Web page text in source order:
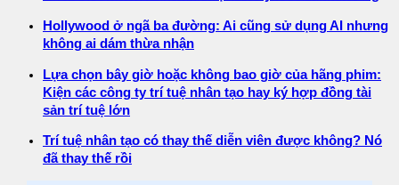
Hollywood ở ngã ba đường: Ai cũng sử dụng AI nhưng
không ai dám thừa nhận
Lựa chọn bây giờ hoặc không bao giờ của hãng phim:
Kiện các công ty trí tuệ nhân tạo hay ký hợp đồng tài
sản trí tuệ lớn
Trí tuệ nhân tạo có thay thế diễn viên được không? Nó
đã thay thế rồi